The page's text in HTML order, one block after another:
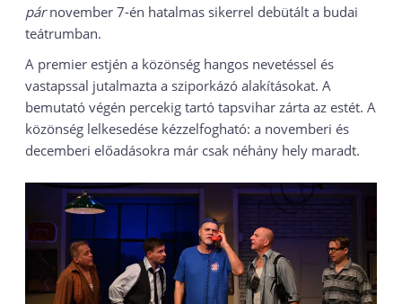
párnovember 7-én hatalmas sikerrel debütált a budai
teátrumban.
A premier estjén a közönség hangos nevetéssel és
vastapssal jutalmazta a sziporkázó alakításokat. A
bemutató végén percekig tartó tapsvihar zárta az estét. A
közönség lelkesedése kézzelfogható: a novemberi és
decemberi előadásokra már csak néhány hely maradt.